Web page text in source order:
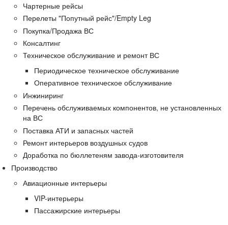
Чартерные рейсы
Перелеты "Попутный рейс"/Empty Leg
Покупка/Продажа ВС
Консалтинг
Техническое обслуживание и ремонт ВС
Периодическое техническое обслуживание
Оперативное техническое обслуживание
Инжиниринг
Перечень обслуживаемых компонентов, не установленных
на ВС
Поставка АТИ и запасных частей
Ремонт интерьеров воздушных судов
Доработка по бюллетеням завода-изготовителя
Производство
Авиационные интерьеры
VIP-интерьеры
Пассажирские интерьеры